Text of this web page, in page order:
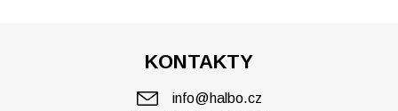
KONTAKTY
info@halbo.cz